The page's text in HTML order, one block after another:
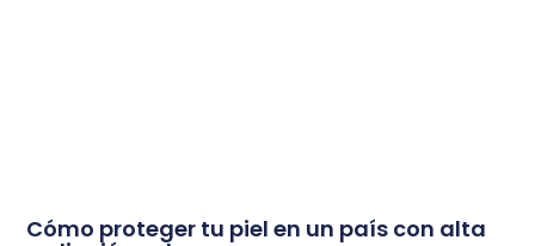
Cómo proteger tu piel en un país con alta